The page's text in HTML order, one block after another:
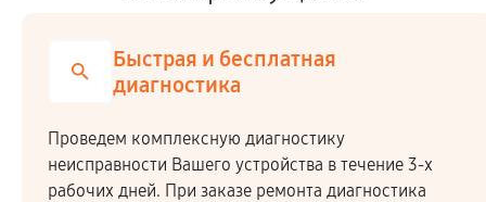
Честная стоимость
Мы сотрудничаем напрямую c производителями,
закупая комплектующие по оптовым ценам.
Высокое качество ремонтных работ и запчастей